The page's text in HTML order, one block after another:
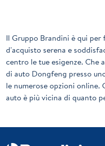
Il Gruppo Brandini è qui per
d'acquisto serena e
centro le tue esigenze. Che
di auto Dongfeng presso
le numerose opzioni online.
auto è più vicina di quanto